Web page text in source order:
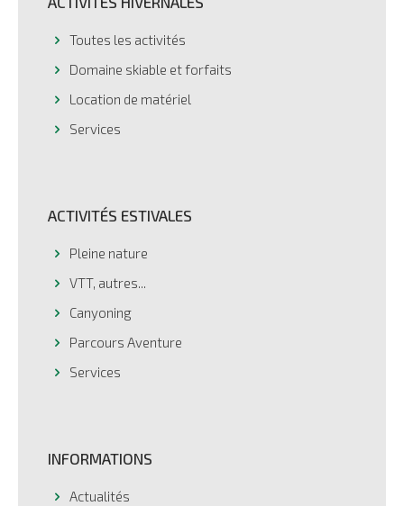
Toutes les activités
Domaine skiable et forfaits
Location de matériel
Services
ACTIVITÉS ESTIVALES
Pleine nature
VTT, autres...
Canyoning
Parcours Aventure
Services
INFORMATIONS
Actualités